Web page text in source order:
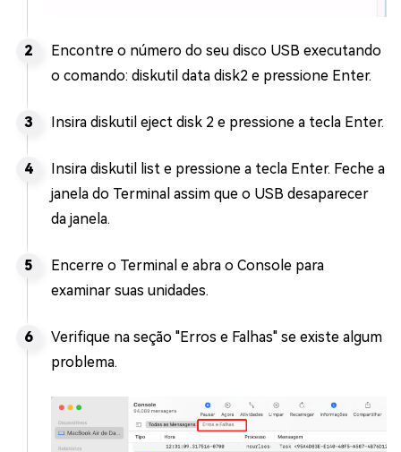
Encontre o número do seu disco USB executando
o comando: diskutil data disk2 e pressione Enter.
Insira diskutil eject disk 2 e pressione a tecla Enter.
Insira diskutil list e pressione a tecla Enter. Feche a
janela do Terminal assim que o USB desaparecer
da janela.
Encerre o Terminal e abra o Console para
examinar suas unidades.
Verifique na seção "Erros e Falhas" se existe algum
problema.